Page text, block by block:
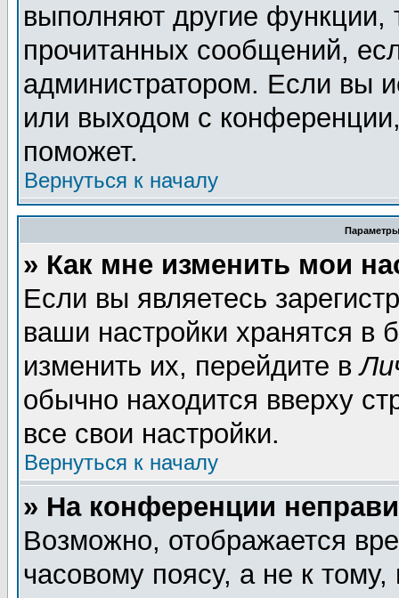
выполняют другие функции,
прочитанных сообщений,
администратором. Если вы
или выходом с
поможет.
Вернуться к началу
» Как мне изменить мои
Если вы являетесь
ваши настройки хранятся
изменить их, перейдите в
обычно находится вверху
все свои настройки.
Вернуться к началу
» На конференции
Возможно, отображается
часовому поясу, а не к